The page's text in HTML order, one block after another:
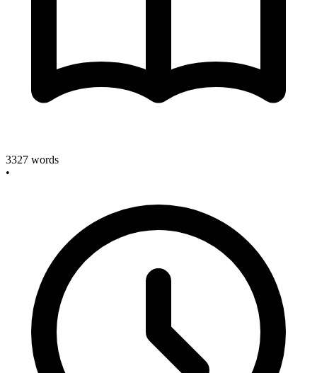
3327 words
•